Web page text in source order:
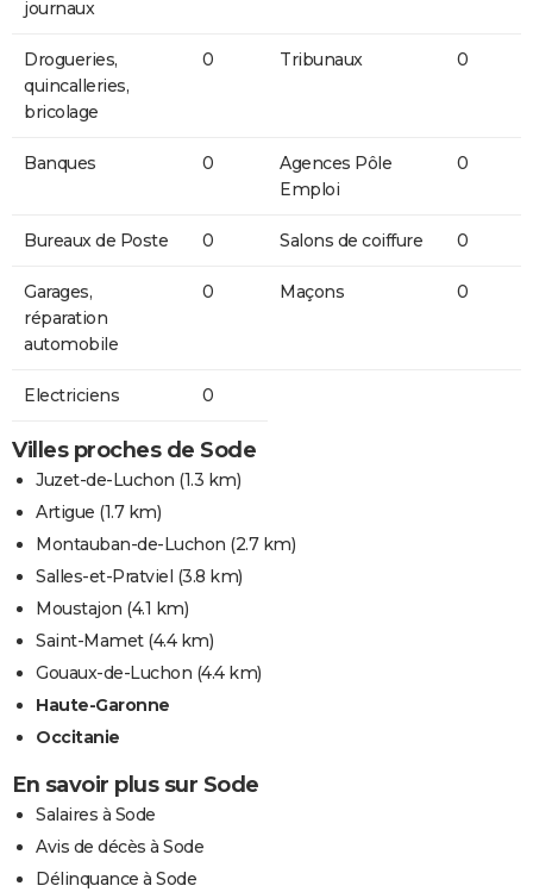
journaux
Drogueries,
quincalleries,
bricolage
0 Tribunaux 0
Banques 0
Agences Pôle
Emploi
0
Bureaux de Poste 0 Salons de coiffure 0
Garages,
réparation
automobile
0 Maçons 0
Electriciens 0
Villes proches de Sode
Juzet-de-Luchon (1.3 km)
Artigue (1.7 km)
Montauban-de-Luchon (2.7 km)
Salles-et-Pratviel (3.8 km)
Moustajon (4.1 km)
Saint-Mamet(4.4 km)
Gouaux-de-Luchon (4.4 km)
Haute-Garonne
Occitanie
En savoir plus sur Sode
Salaires à Sode
Avis de décès à Sode
Délinquance à Sode